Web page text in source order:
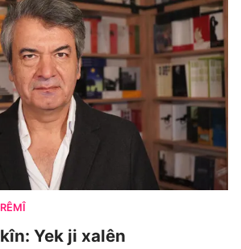
Yek ji xalên